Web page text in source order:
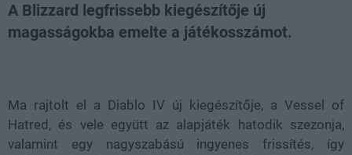
A Blizzard legfrissebb kiegészítője új
magasságokba emelte a játékosszámot.
Ma rajtolt el a Diablo IV új kiegészítője, a Vessel of
Hatred, és vele együtt az alapjáték hatodik szezonja,
valamint egy nagyszabású ingyenes frissítés, így